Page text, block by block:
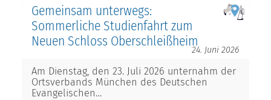
Gemeinsam unterwegs:
Sommerliche Studienfahrt zum
Neuen Schloss Oberschleißheim
24. Juni 2026
Am Dienstag, den 23. Juli 2026 unternahm der
Ortsverbands München des Deutschen
Evangelischen…